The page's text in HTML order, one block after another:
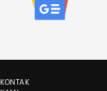
KONTAK